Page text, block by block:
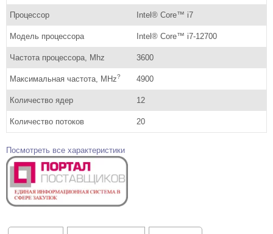
Процессор Intel® Core™ i7
Модель процессора Intel® Core™ i7-12700
Частота процессора, Mhz 3600
Максимальная частота, MHz? 4900
Количество ядер 12
Количество потоков 20
Посмотреть все характеристики